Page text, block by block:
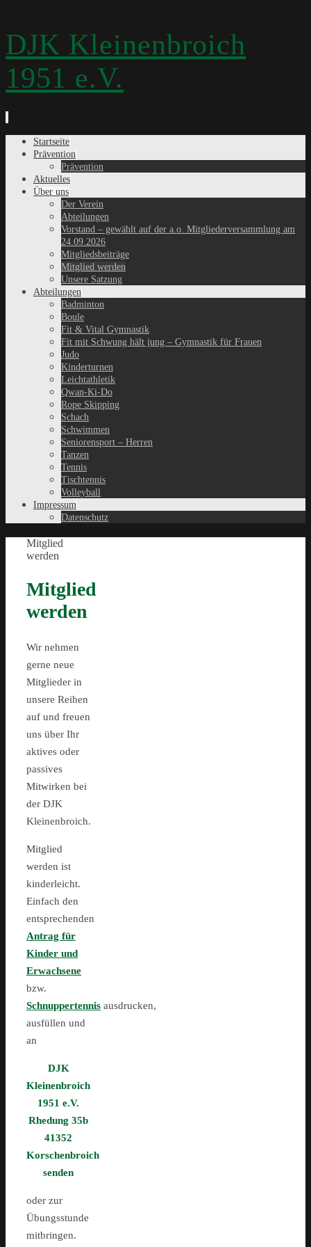
DJK Kleinenbroich
1951 e.V.
Zum
Inhalt
Startseite
Prävention
Prävention
Aktuelles
Über uns
Der Verein
Abteilungen
Vorstand – gewählt auf der a.o. Mitgliederversammlung am
24.09.2026
Mitgliedsbeiträge
Mitglied werden
Unsere Satzung
Abteilungen
Badminton
Boule
Fit & Vital Gymnastik
Fit mit Schwung hält jung – Gymnastik für Frauen
Judo
Kinderturnen
Leichtathletik
Qwan-Ki-Do
Rope Skipping
Schach
Schwimmen
Seniorensport – Herren
Tanzen
Tennis
Tischtennis
Volleyball
Impressum
Datenschutz
Mitglied
werden
Mitglied
werden
Wir nehmen
gerne neue
Mitglieder in
unsere Reihen
auf und freuen
uns über Ihr
aktives oder
passives
Mitwirken bei
der DJK
Kleinenbroich.
Mitglied
werden ist
kinderleicht.
Einfach den
entsprechenden
Antrag für
Kinder und
Erwachsene
bzw.
Schnuppertennis ausdrucken,
ausfüllen und
an
DJK
Kleinenbroich
1951 e.V.
Rhedung 35b
41352
Korschenbroich
senden
oder zur
Übungsstunde
mitbringen.